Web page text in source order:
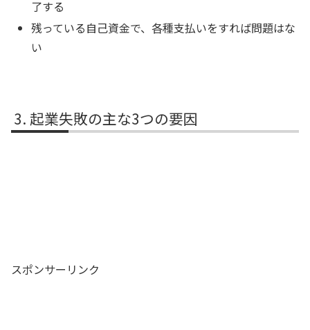
了する
残っている自己資金で、各種支払いをすれば問題はな
い
起業失敗の主な3つの要因
スポンサーリンク